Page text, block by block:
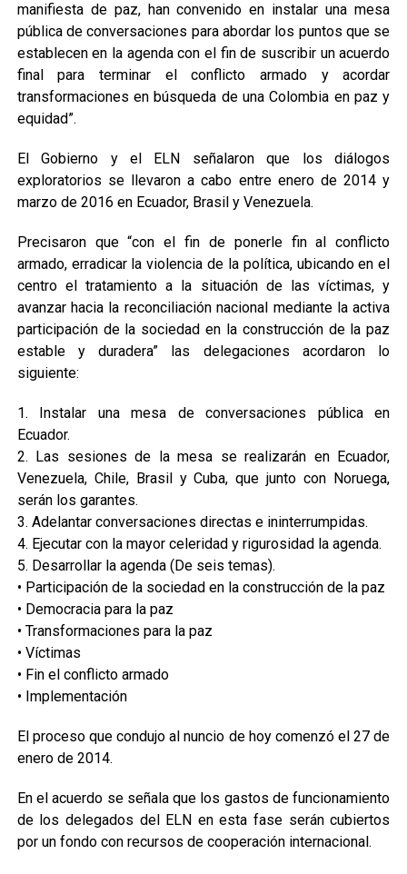
manifiesta de paz, han convenido en instalar una mesa
pública de conversaciones para abordar los puntos que se
establecen en la agenda con el fin de suscribir un acuerdo
final para terminar el conflicto armado y acordar
transformaciones en búsqueda de una Colombia en paz y
equidad”.
El Gobierno y el ELN señalaron que los diálogos
exploratorios se llevaron a cabo entre enero de 2014 y
marzo de 2016 en Ecuador, Brasil y Venezuela.
Precisaron que “con el fin de ponerle fin al conflicto
armado, erradicar la violencia de la política, ubicando en el
centro el tratamiento a la situación de las víctimas, y
avanzar hacia la reconciliación nacional mediante la activa
participación de la sociedad en la construcción de la paz
estable y duradera” las delegaciones acordaron lo
siguiente:
1. Instalar una mesa de conversaciones pública en
Ecuador.
2. Las sesiones de la mesa se realizarán en Ecuador,
Venezuela, Chile, Brasil y Cuba, que junto con Noruega,
serán los garantes.
3. Adelantar conversaciones directas e ininterrumpidas.
4. Ejecutar con la mayor celeridad y rigurosidad la agenda.
5. Desarrollar la agenda (De seis temas).
• Participación de la sociedad en la construcción de la paz
• Democracia para la paz
• Transformaciones para la paz
• Víctimas
• Fin el conflicto armado
• Implementación
El proceso que condujo al nuncio de hoy comenzó el 27 de
enero de 2014.
En el acuerdo se señala que los gastos de funcionamiento
de los delegados del ELN en esta fase serán cubiertos
por un fondo con recursos de cooperación internacional.